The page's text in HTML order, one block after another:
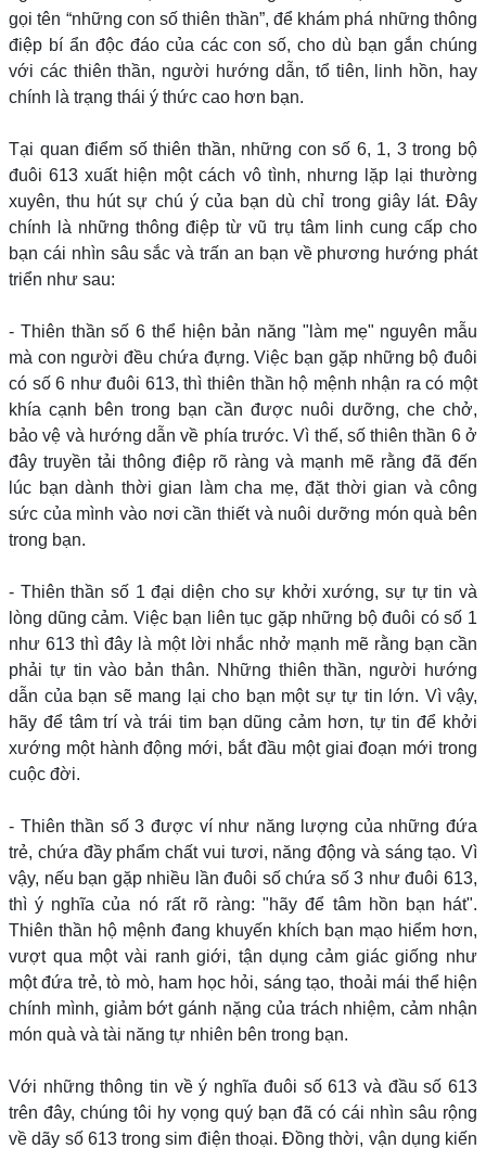
gọi tên “những con số thiên thần”, để khám phá những thông
điệp bí ẩn độc đáo của các con số, cho dù bạn gắn chúng
với các thiên thần, người hướng dẫn, tổ tiên, linh hồn, hay
chính là trạng thái ý thức cao hơn bạn.
Tại quan điểm số thiên thần, những con số 6, 1, 3 trong bộ
đuôi 613 xuất hiện một cách vô tình, nhưng lặp lại thường
xuyên, thu hút sự chú ý của bạn dù chỉ trong giây lát. Đây
chính là những thông điệp từ vũ trụ tâm linh cung cấp cho
bạn cái nhìn sâu sắc và trấn an bạn về phương hướng phát
triển như sau:
- Thiên thần số 6 thể hiện bản năng "làm mẹ" nguyên mẫu
mà con người đều chứa đựng. Việc bạn gặp những bộ đuôi
có số 6 như đuôi 613, thì thiên thần hộ mệnh nhận ra có một
khía cạnh bên trong bạn cần được nuôi dưỡng, che chở,
bảo vệ và hướng dẫn về phía trước. Vì thế, số thiên thần 6 ở
đây truyền tải thông điệp rõ ràng và mạnh mẽ rằng đã đến
lúc bạn dành thời gian làm cha mẹ, đặt thời gian và công
sức của mình vào nơi cần thiết và nuôi dưỡng món quà bên
trong bạn.
- Thiên thần số 1 đại diện cho sự khởi xướng, sự tự tin và
lòng dũng cảm. Việc bạn liên tục gặp những bộ đuôi có số 1
như 613 thì đây là một lời nhắc nhở mạnh mẽ rằng bạn cần
phải tự tin vào bản thân. Những thiên thần, người hướng
dẫn của bạn sẽ mang lại cho bạn một sự tự tin lớn. Vì vậy,
hãy để tâm trí và trái tim bạn dũng cảm hơn, tự tin để khởi
xướng một hành động mới, bắt đầu một giai đoạn mới trong
cuộc đời.
- Thiên thần số 3 được ví như năng lượng của những đứa
trẻ, chứa đầy phẩm chất vui tươi, năng động và sáng tạo. Vì
vậy, nếu bạn gặp nhiều lần đuôi số chứa số 3 như đuôi 613,
thì ý nghĩa của nó rất rõ ràng: "hãy để tâm hồn bạn hát".
Thiên thần hộ mệnh đang khuyến khích bạn mạo hiểm hơn,
vượt qua một vài ranh giới, tận dụng cảm giác giống như
một đứa trẻ, tò mò, ham học hỏi, sáng tạo, thoải mái thể hiện
chính mình, giảm bớt gánh nặng của trách nhiệm, cảm nhận
món quà và tài năng tự nhiên bên trong bạn.
Với những thông tin về ý nghĩa đuôi số 613 và đầu số 613
trên đây, chúng tôi hy vọng quý bạn đã có cái nhìn sâu rộng
về dãy số 613 trong sim điện thoại. Đồng thời, vận dụng kiến